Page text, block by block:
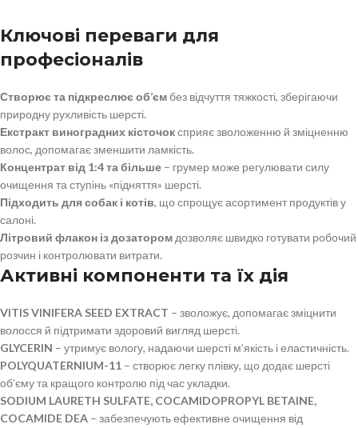
Ключові переваги для
професіоналів
Створює та підкреслює об’єм без відчуття тяжкості, зберігаючи
природну рухливість шерсті.
Екстракт виноградних кісточоксприяє зволоженню й зміцненню
волос, допомагає зменшити ламкість.
Концентрат від 1:4 та більше – грумер може регулювати силу
очищення та ступінь «підняття» шерсті.
Підходить для собак і котів, що спрощує асортимент продуктів у
салоні.
Літровий флакон із дозатором дозволяє швидко готувати робочий
розчин і контролювати витрати.
Активні компоненти та їх дія
VITIS VINIFERA SEED EXTRACT – зволожує, допомагає зміцнити
волосся й підтримати здоровий вигляд шерсті.
GLYCERIN – утримує вологу, надаючи шерсті м’якість і еластичність.
POLYQUATERNIUM-11 – створює легку плівку, що додає шерсті
об’єму та кращого контролю під час укладки.
SODIUM LAURETH SULFATE, COCAMIDOPROPYL BETAINE,
COCAMIDE DEA – забезпечують ефективне очищення від